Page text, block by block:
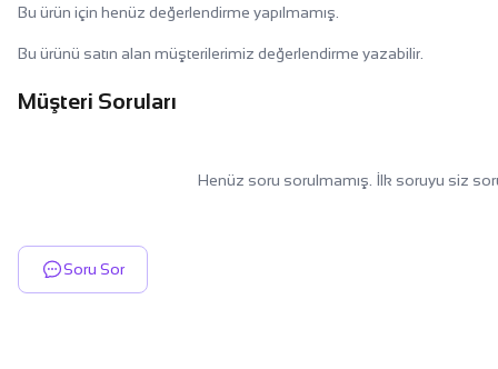
Bu ürün için henüz değerlendirme yapılmamış.
Bu ürünü satın alan müşterilerimiz değerlendirme yazabilir.
Müşteri Soruları
Henüz soru sorulmamış. İlk soruyu siz
Soru Sor